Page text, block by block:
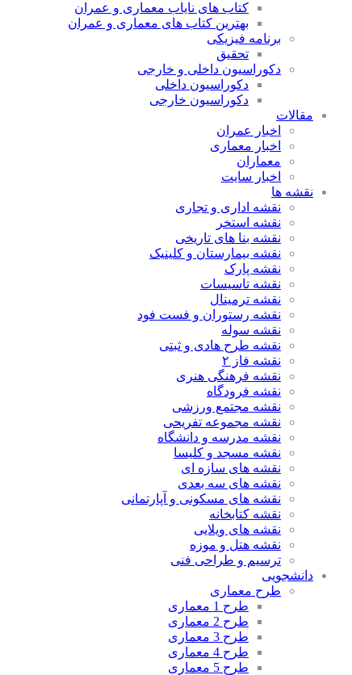
کتاب های نایاب معماری و عمران
بهترین کتاب های معماری و عمران
برنامه فیزیکی
تحقیق
دکوراسیون داخلی و خارجی
دکوراسیون داخلی
دکوراسیون خارجی
مقالات
اخبار عمران
اخبار معماری
معماران
اخبار سایت
نقشه ها
نقشه اداری و تجاری
نقشه استخر
نقشه بنا های تاریخی
نقشه بیمارستان و کلینیک
نقشه پارک
نقشه تاسیسات
نقشه ترمینال
نقشه رستوران و فست فود
نقشه سوله
نقشه طرح هادی و ثبتی
نقشه فاز ۲
نقشه فرهنگی هنری
نقشه فرودگاه
نقشه مجتمع ورزشی
نقشه مجموعه تفریحی
نقشه مدرسه و دانشگاه
نقشه مسجد و کلیسا
نقشه های سازه ای
نقشه های سه بعدی
نقشه های مسکونی و آپارتمانی
نقشه کتابخانه
نقشه های ویلایی
نقشه هتل و موزه
ترسیم و طراحی فنی
دانشجویی
طرح معماری
طرح 1 معماری
طرح 2 معماری
طرح 3 معماری
طرح 4 معماری
طرح 5 معماری